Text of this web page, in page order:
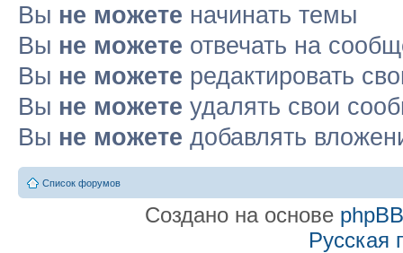
Вы не можете начинать темы
Вы не можете отвечать на
Вы не можете редактировать
Вы не можете удалять свои
Вы не можете добавлять
Список форумов
Создано на основе phpBB
Русская